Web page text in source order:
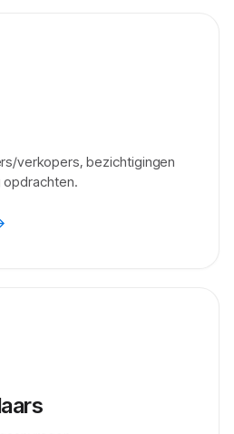
verkopers, bezichtigingen
opdrachten.